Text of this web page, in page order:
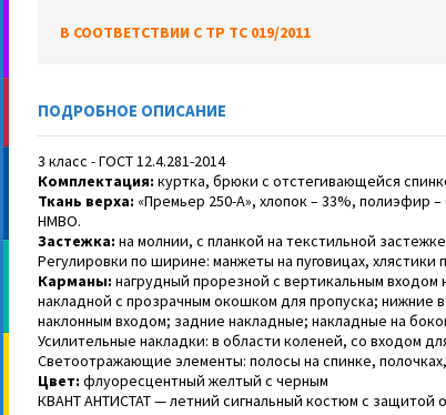
В СООТВЕТСТВИИ С ТР ТС 019/2011
ПОДРОБНОЕ ОПИСАНИЕ
3 класс - ГОСТ 12.4.281-2014
Комплектация: куртка, брюки с отстегивающейся
Ткань верха: «Премьер 250-А», хлопок – 33%, полиэфир
НМВО.
Застежка: на молнии, с планкой на текстильной
Регулировки по ширине: манжеты на пуговицах, хлястики
Карманы: нагрудный прорезной с вертикальным
накладной с прозрачным окошком для пропуска; нижние
наклонным входом; задние накладные; накладные на
Усилительные накладки: в области коленей, со входом
Светоотражающие элементы: полосы на спинке,
Цвет: флуоресцентный желтый с черным
КВАНТ АНТИСТАТ — летний сигнальный костюм с защитой